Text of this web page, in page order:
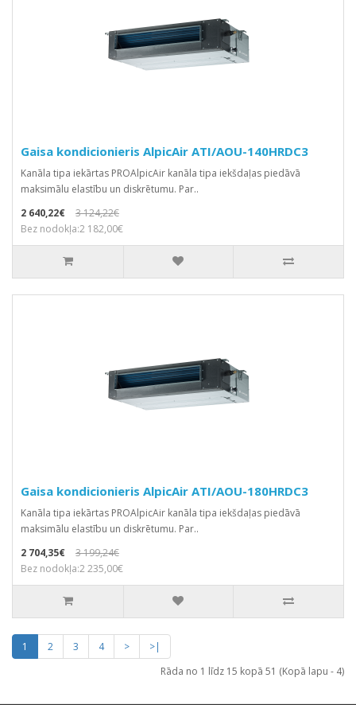
Gaisa kondicionieris AlpicAir ATI/AOU-140HRDC3
Kanāla tipa iekārtas PROAlpicAir kanāla tipa iekšdaļas piedāvā
maksimālu elastību un diskrētumu. Par..
2 640,22€
3 124,22€
Bez nodokļa:2 182,00€
Gaisa kondicionieris AlpicAir ATI/AOU-180HRDC3
Kanāla tipa iekārtas PROAlpicAir kanāla tipa iekšdaļas piedāvā
maksimālu elastību un diskrētumu. Par..
2 704,35€
3 199,24€
Bez nodokļa:2 235,00€
1 2 3 4 >
>|
Rāda no 1 līdz 15 kopā 51 (Kopā lapu - 4)